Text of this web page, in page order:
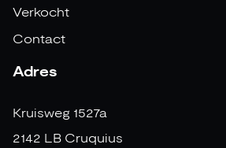
Verkocht
Contact
Adres
Kruisweg 1527a
2142 LB Cruquius